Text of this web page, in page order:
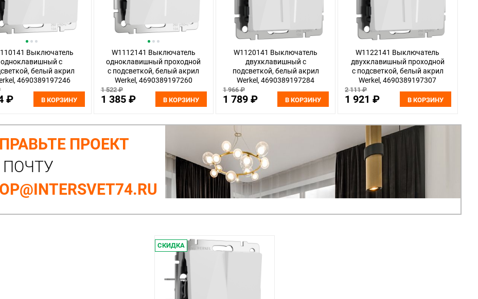
Выключатель
одноклавишный с
белый акрил
4690389197246
₽ В КОРЗИНУ
W1112141 Выключатель
одноклавишный проходной
с подсветкой, белый акрил
Werkel, 4690389197260
1 522 ₽
1 385 ₽ В КОРЗИНУ
W1120141 Выключатель
двухклавишный с
подсветкой, белый акрил
Werkel, 4690389197284
1 966 ₽
1 789 ₽ В КОРЗИНУ
W1122141 Выключатель
двухклавишный проходной
с подсветкой, белый акрил
Werkel, 4690389197307
2 111 ₽
1 921 ₽ В КОРЗИНУ
ПРОЕКТ
ПОЧТУ
СКИДКА